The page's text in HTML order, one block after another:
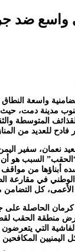
ضد
واسعة
مدينة دمت،
المتوسطة
فادح للعديد من
نعمان، سفير
السبب هو
أبناؤها من
في مقارعة
كل التضامن
الحاصلة على
تتعرض منطقة
التي
اليمنيين